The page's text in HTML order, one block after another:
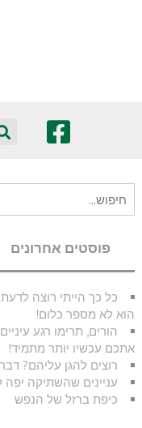
עבור:
פוסטים אחרונים
כל כך הייתי רוצה
הוא לא מספר כלום!
הורים, תרימו רגע
אתכם עכשיו יותר מתמיד!
רוצים להגן עליהם?
עניינים שהשתיקה יפה
כיפת ברזל של הנפש